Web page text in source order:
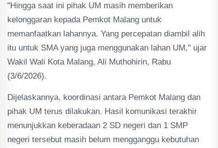
"Hingga saat ini pihak UM masih memberikan
kelonggaran kepada Pemkot Malang untuk
memanfaatkan lahannya. Yang percepatan diambil alih
itu untuk SMA yang juga menggunakan lahan UM," ujar
Wakil Wali Kota Malang, Ali Muthohirin, Rabu
(3/6/2026).
Dijelaskannya, koordinasi antara Pemkot Malang dan
pihak UM terus dilakukan. Hasil komunikasi terakhir
menunjukkan keberadaan 2 SD negeri dan 1 SMP
negeri tersebut masih belum mengganggu kebutuhan